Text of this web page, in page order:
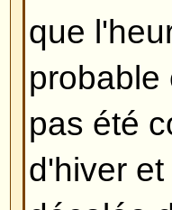
mail intégré
aurait
l'utilisation
utilisateurs
Revenir en